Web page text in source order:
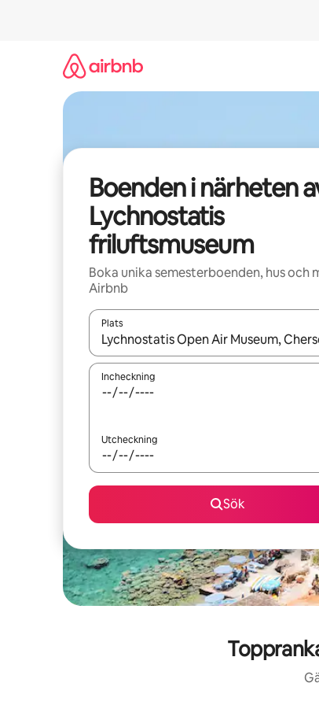
Boenden i närheten
Lychnostatis
friluftsmuseum
Boka unika semesterboenden, hus och
Airbnb
Plats
När resultaten är tillgängliga kan du
Incheckning
Utcheckning
Sök